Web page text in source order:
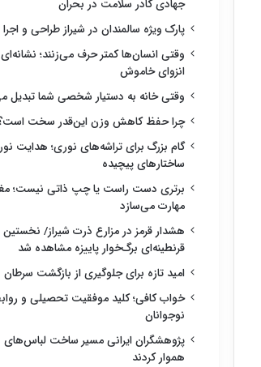
جهادی کادر سلامت در بحران
پارک ویژه سالمندان در شیراز طراحی و
وقتی انسان‌ها کمتر حرف می‌زنند؛
انزوای خاموش
وقتی خانه به دستیار شخصی شما تبدیل
چرا حفظ کاهش وزن این‌قدر سخت
گام بزرگ برای تراشه‌های نوری؛ هدایت
ساختارهای پیچیده
برتری دست راست یا چپ ذاتی نیست؛ مغز
مهارت می‌سازد
هشدار قرمز در مزارع ذرت شیراز/
قرنطینه‌ای برگ‌خوار پاییزه مشاهده شد
امید تازه برای جلوگیری از بازگشت سرطان
خواب کافی؛ کلید موفقیت تحصیلی و
نوجوانان
پژوهشگران ایرانی مسیر ساخت لباس‌های
هموار کردند